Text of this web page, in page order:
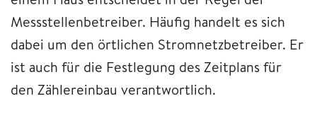
Messstellenbetreiber. Häufig handelt es sich
dabei um den örtlichen Stromnetzbetreiber. Er
ist auch für die Festlegung des Zeitplans für
den Zählereinbau verantwortlich.